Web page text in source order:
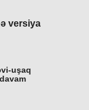
versiya
uşaq